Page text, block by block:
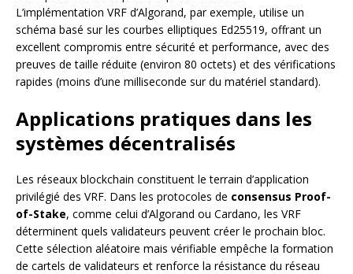
L’implémentation VRF d’Algorand, par exemple, utilise un
schéma basé sur les courbes elliptiques Ed25519, offrant un
excellent compromis entre sécurité et performance, avec des
preuves de taille réduite (environ 80 octets) et des vérifications
rapides (moins d’une milliseconde sur du matériel standard).
Applications pratiques dans les
systèmes décentralisés
Les réseaux blockchain constituent le terrain d’application
privilégié des VRF. Dans les protocoles de consensus Proof-
of-Stake, comme celui d’Algorand ou Cardano, les VRF
déterminent quels validateurs peuvent créer le prochain bloc.
Cette sélection aléatoire mais vérifiable empêche la formation
de cartels de validateurs et renforce la résistance du réseau